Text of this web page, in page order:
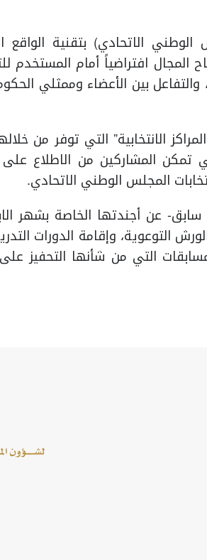
الاتحادي) بتقنية الواقع
افتراضياً أمام المستخدم
بين الأعضاء وممثلي
الانتخابية” التي توفر من
تمكن المشاركين من الاطلاع على
المجلس الوطني الاتحادي.
عن أجندتها الخاصة بشهر
التوعوية، وإقامة الدورات
التي من شأنها التحفيز على